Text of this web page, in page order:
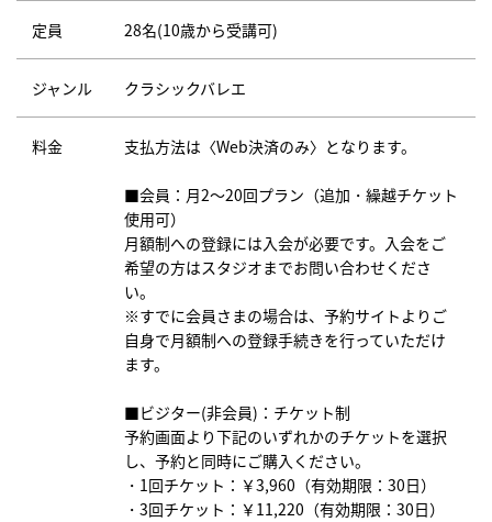
定員 28名(10歳から受講可)
ジャンル クラシックバレエ
料金 支払方法は〈Web決済のみ〉となります。
■会員：月2～20回プラン（追加・繰越チケット
使用可）
月額制への登録には入会が必要です。入会をご
希望の方はスタジオまでお問い合わせくださ
い。
※すでに会員さまの場合は、予約サイトよりご
自身で月額制への登録手続きを行っていただけ
ます。
■ビジター(非会員)：チケット制
予約画面より下記のいずれかのチケットを選択
し、予約と同時にご購入ください。
・1回チケット：￥3,960（有効期限：30日）
・3回チケット：￥11,220（有効期限：30日）